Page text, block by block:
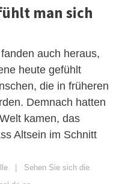
man sich
auch heraus,
heute gefühlt
die in früheren
Demnach hatten
kamen, das
Altsein im Schnitt
| Sehen Sie sich die